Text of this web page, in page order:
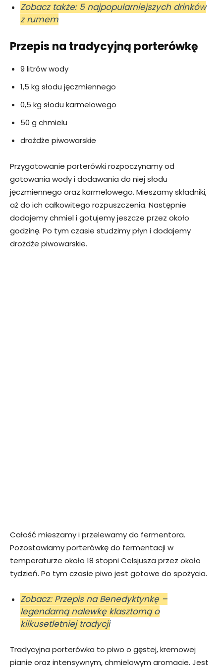
Zobacz także: 5 najpopularniejszych drinków
z rumem
Przepis na tradycyjną porterówkę
9 litrów wody
1,5 kg słodu jęczmiennego
0,5 kg słodu karmelowego
50 g chmielu
drożdże piwowarskie
Przygotowanie porterówki rozpoczynamy od
gotowania wody i dodawania do niej słodu
jęczmiennego oraz karmelowego. Mieszamy składniki,
aż do ich całkowitego rozpuszczenia. Następnie
dodajemy chmiel i gotujemy jeszcze przez około
godzinę. Po tym czasie studzimy płyn i dodajemy
drożdże piwowarskie.
Całość mieszamy i przelewamy do fermentora.
Pozostawiamy porterówkę do fermentacji w
temperaturze około 18 stopni Celsjusza przez około
tydzień. Po tym czasie piwo jest gotowe do spożycia.
Zobacz: Przepis na Benedyktynkę –
legendarną nalewkę klasztorną o
kilkusetletniej tradycji
Tradycyjna porterówka to piwo o gęstej, kremowej
pianie oraz intensywnym, chmielowym aromacie. Jest